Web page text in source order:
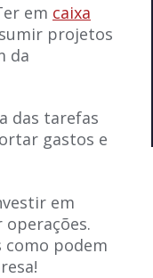
em caixa
projetos
da
das tarefas
gastos e
em
como podem